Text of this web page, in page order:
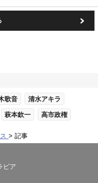
歌音 清水アキラ
萩本欽一 高市政権
記事
ビア